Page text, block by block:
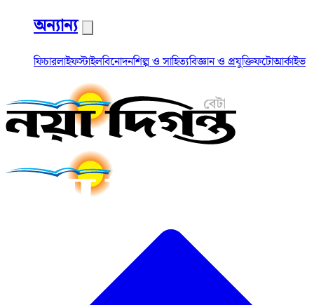
অন্যান্য
ফিচারলাইফস্টাইলবিনোদনশিল্প ও সাহিত্যবিজ্ঞান ও প্রযুক্তিফটোআর্কাইভ